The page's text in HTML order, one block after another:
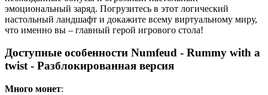
эмоциональный заряд. Погрузитесь в этот логический
настольный ландшафт и докажите всему виртуальному миру,
что именно вы – главный герой игрового стола!
Доступные особенности Numfeud - Rummy with a
twist - Разблокированная версия
Много монет: